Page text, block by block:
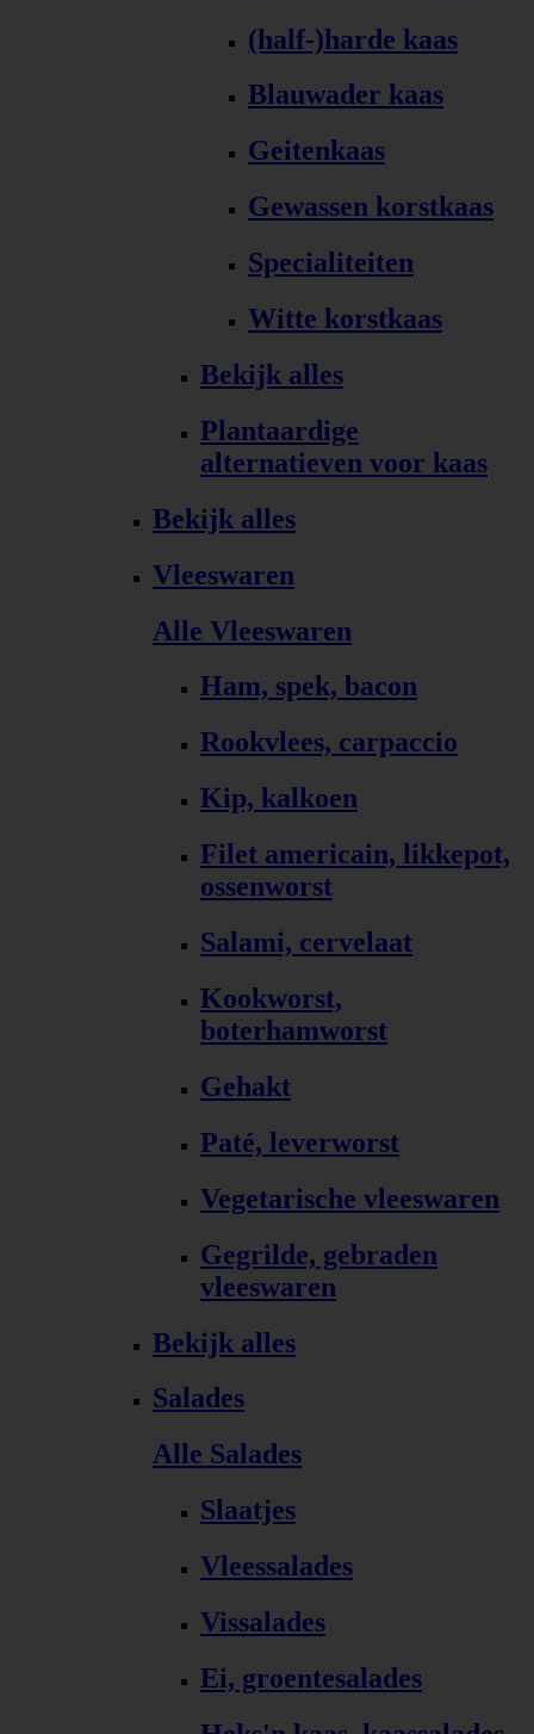
(half-)harde kaas
Blauwader kaas
Geitenkaas
Gewassen korstkaas
Specialiteiten
Witte korstkaas
Bekijk alles
Plantaardige
alternatieven voor kaas
Bekijk alles
Vleeswaren
Alle Vleeswaren
Ham, spek, bacon
Rookvlees, carpaccio
Kip, kalkoen
Filet americain, likkepot,
ossenworst
Salami, cervelaat
Kookworst,
boterhamworst
Gehakt
Paté, leverworst
Vegetarische vleeswaren
Gegrilde, gebraden
vleeswaren
Bekijk alles
Salades
Alle Salades
Slaatjes
Vleessalades
Vissalades
Ei, groentesalades